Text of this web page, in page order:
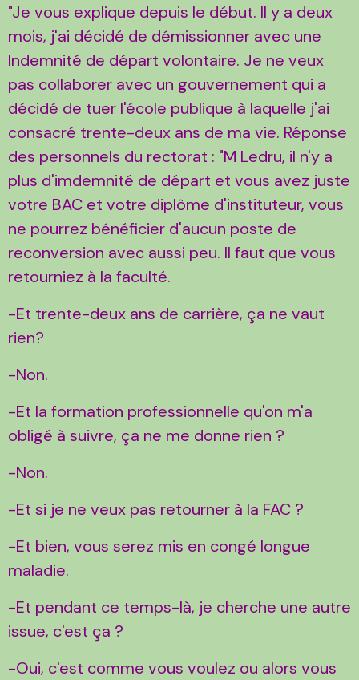
"Je vous explique depuis le début. Il y a deux
mois, j'ai décidé de démissionner avec une
Indemnité de départ volontaire. Je ne veux
pas collaborer avec un gouvernement qui a
décidé de tuer l'école publique à laquelle j'ai
consacré trente-deux ans de ma vie. Réponse
des personnels du rectorat : "M Ledru, il n'y a
plus d'imdemnité de départ et vous avez juste
votre BAC et votre diplôme d'instituteur, vous
ne pourrez bénéficier d'aucun poste de
reconversion avec aussi peu. Il faut que vous
retourniez à la faculté.
-Et trente-deux ans de carrière, ça ne vaut
rien?
-Non.
-Et la formation professionnelle qu'on m'a
obligé à suivre, ça ne me donne rien ?
-Non.
-Et si je ne veux pas retourner à la FAC ?
-Et bien, vous serez mis en congé longue
maladie.
-Et pendant ce temps-là, je cherche une autre
issue, c'est ça ?
-Oui, c'est comme vous voulez ou alors vous